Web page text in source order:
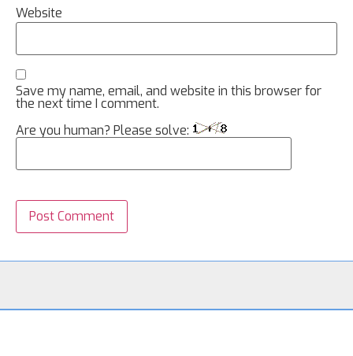
Website
Save my name, email, and website in this browser for
the next time I comment.
Are you human? Please solve: